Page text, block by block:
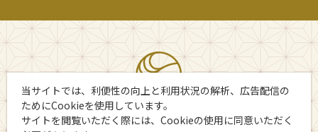
当サイトでは、利便性の向上と利用状況の解析、広告配信の
ためにCookieを使用しています。
サイトを閲覧いただく際には、Cookieの使用に同意いただく